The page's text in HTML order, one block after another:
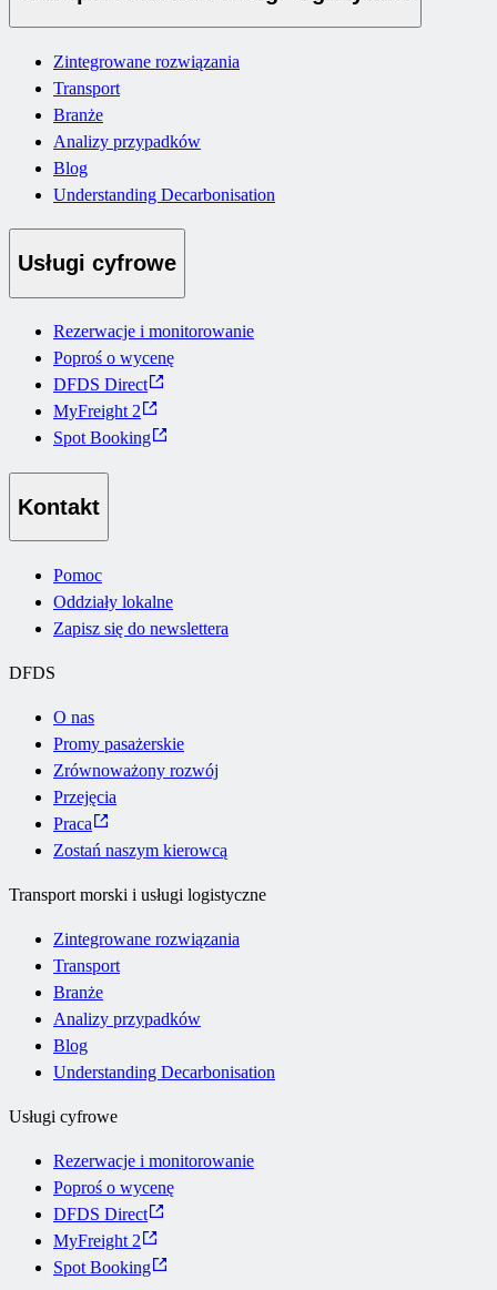
Zintegrowane rozwiązania
Transport
Branże
Analizy przypadków
Blog
Understanding Decarbonisation
Usługi cyfrowe
Rezerwacje i monitorowanie
Poproś o wycenę
DFDS Direct
MyFreight 2
Spot Booking
Kontakt
Pomoc
Oddziały lokalne
Zapisz się do newslettera
DFDS
O nas
Promy pasażerskie
Zrównoważony rozwój
Przejęcia
Praca
Zostań naszym kierowcą
Transport morski i usługi logistyczne
Zintegrowane rozwiązania
Transport
Branże
Analizy przypadków
Blog
Understanding Decarbonisation
Usługi cyfrowe
Rezerwacje i monitorowanie
Poproś o wycenę
DFDS Direct
MyFreight 2
Spot Booking